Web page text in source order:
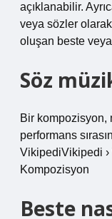
açıklanabilir.
veya sözler
oluşan beste
Söz
Bir kompozisyon,
performans
VikipediVikipedi ›
Kompozisyon
Beste